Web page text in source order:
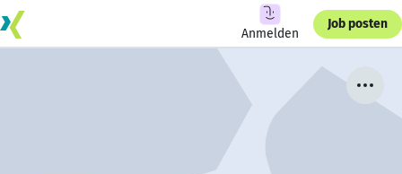
Anmelden
Job posten